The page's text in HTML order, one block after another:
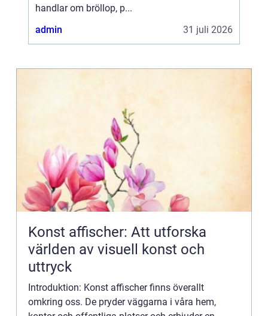
handlar om bröllop, p...
admin
31 juli 2026
Konst affischer: Att utforska
världen av visuell konst och
uttryck
Introduktion: Konst affischer finns överallt
omkring oss. De pryder väggarna i våra hem,